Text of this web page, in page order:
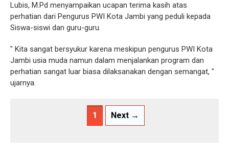
Lubis, M.Pd menyampaikan ucapan terima kasih atas
perhatian dari Pengurus PWI Kota Jambi yang peduli kepada
Siswa-siswi dan guru-guru.
" Kita sangat bersyukur karena meskipun pengurus PWI Kota
Jambi usia muda namun dalam menjalankan program dan
perhatian sangat luar biasa dilaksanakan dengan semangat, "
ujarnya.
1 Next →